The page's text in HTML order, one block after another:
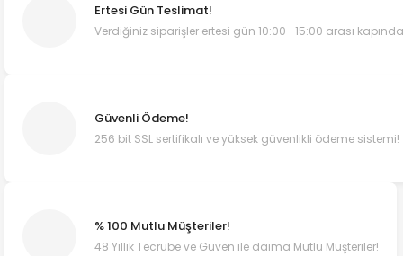
Ertesi Gün Teslimat!
Verdiğiniz siparişler ertesi gün 10:00 -15:00 arası
Güvenli Ödeme!
256 bit SSL sertifikalı ve yüksek güvenlikli ödeme sistemi!
% 100 Mutlu Müşteriler!
48 Yıllık Tecrübe ve Güven ile daima Mutlu Müşteriler!